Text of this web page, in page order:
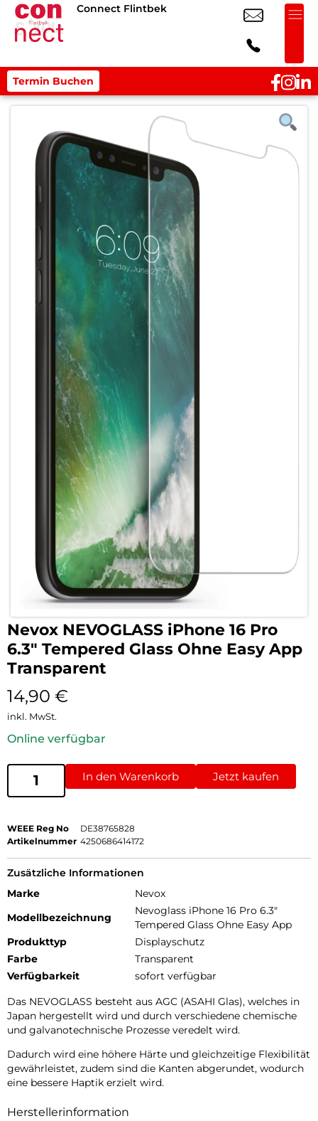
Connect Flintbek
Termin Buchen
Nevox NEVOGLASS iPhone 16 Pro
6.3″ Tempered Glass Ohne Easy App
Transparent
14,90 €
inkl. MwSt.
Online verfügbar
In den Warenkorb Jetzt kaufen
WEEE Reg No
DE38765828
Artikelnummer 4250686414172
Zusätzliche Informationen
Marke
Nevox
Modellbezeichnung
Nevoglass iPhone 16 Pro 6.3"
Tempered Glass Ohne Easy App
Produkttyp
Displayschutz
Farbe
Transparent
Verfügbarkeit
sofort verfügbar
Das NEVOGLASS besteht aus AGC (ASAHI Glas), welches in
Japan hergestellt wird und durch verschiedene chemische
und galvanotechnische Prozesse veredelt wird.
Dadurch wird eine höhere Härte und gleichzeitige Flexibilität
gewährleistet, zudem sind die Kanten abgerundet, wodurch
eine bessere Haptik erzielt wird.
Herstellerinformation